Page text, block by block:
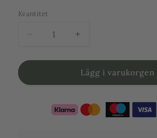
Kvantitet
Minska
för
kruka
Öka
för
Underlägg
kruka
47
cm
Lägg i varukorgen